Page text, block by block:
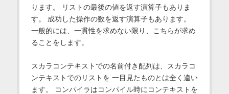
ります。 リストの最後の値を返す演算子もありま
す。 成功した操作の数を返す演算子もあります。
一般的には、一貫性を求めない限り、こちらが求め
ることをします。
スカラコンテキストでの名前付き配列は、スカラコ
ンテキストでのリストを 一目見たものとは全く違い
ます。 コンパイラはコンパイル時にコンテキストを